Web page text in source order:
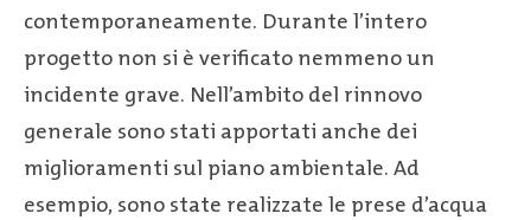
contemporaneamente. Durante l’intero
progetto non si è verificato nemmeno un
incidente grave. Nell’ambito del rinnovo
generale sono stati apportati anche dei
miglioramenti sul piano ambientale. Ad
esempio, sono state realizzate le prese d’acqua